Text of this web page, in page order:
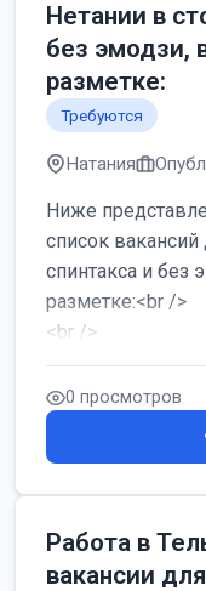
Нетании в
без эмодзи,
разметке:
Требуются
Натания
Ниже
список вакансий
спинтакса и без
разметке:<br />
<br />
Работа в
требу...
0 просмотров
Работа в
вакансии